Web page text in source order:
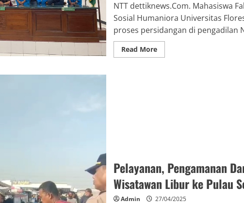
NTT dettiknews.Com. Mahasiswa
Sosial Humaniora Universitas
proses persidangan di pengadilan
Read More
Pelayanan, Pengamanan
Wisatawan Libur ke Pulau
Admin 27/04/2025